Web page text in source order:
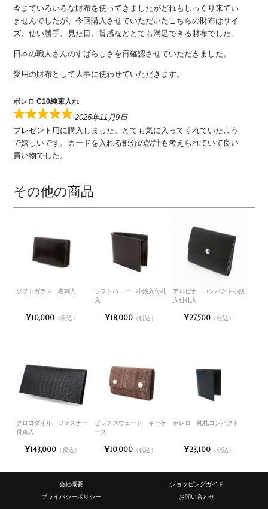
今までいろいろな財布を使ってきましたがどれもしっくり来てい
ませんでしたが、今回購入させていただいたこちらの財布はサイ
ズ、使い勝手、見た目、質感などとても満足できる財布でした。
日本の職人さんのすばらしさを再確認させていただきました。
愛用の財布として大事に使わせていただきます。
ボレロ C10純束入れ
2025年11月9日
プレゼント用に購入しました。とても気に入ってくれていたよう
で嬉しいです。カードを入れる部分の設計も考えられていて良い
買い物でした。
その他の商品
ソフトガラス 名刺入
¥10,000 （税込）
ソフトハニー 小銭入付札
入
¥18,000（税込）
アルピナ コンパクト小銭
入付札入
¥27,500（税込）
クロコダイル ファスナー
付束入
¥143,000（税込）
ピッグスウェード キーケ
ース
¥10,000 （税込）
ボレロ 純札コンパクト
¥23,100（税込）
会社概要
ショッピングガイド
プライバシーポリシー
お問い合わせ